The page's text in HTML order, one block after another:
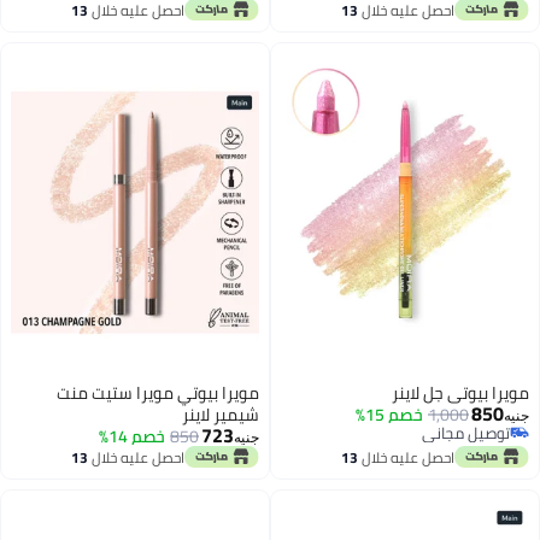
احصل عليه خلال13 احصل عليه خلال13
مويرا بيوتي جل لاينر
جنيه850
1,000خصم 15%
توصيل مجاني
توصيل مجانياحصل عليه خلال13
مويرا بيوتي مويرا ستيت منت
شيمير لاينر
جنيه723
850 خصم 14%
احصل عليه خلال13